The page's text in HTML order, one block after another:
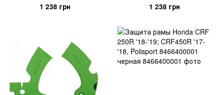
1 238 грн 1 238 грн